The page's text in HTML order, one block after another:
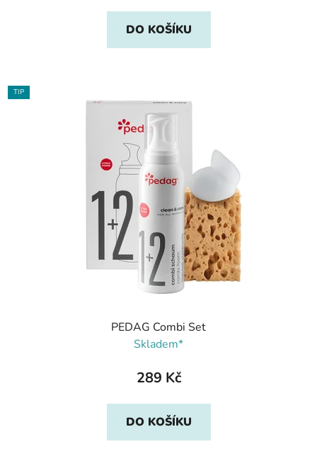
DO KOŠÍKU
TIP
PEDAG Combi Set
Skladem*
289 Kč
DO KOŠÍKU